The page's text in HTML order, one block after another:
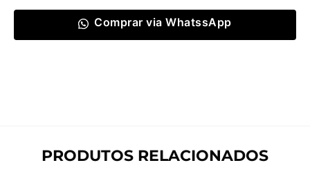
Comprar via WhatssApp
PRODUTOS RELACIONADOS